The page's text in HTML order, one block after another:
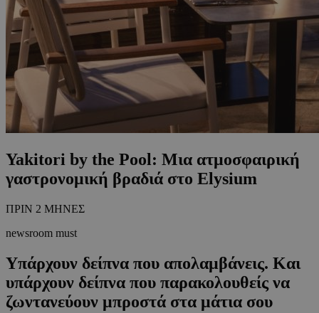
Yakitori by the Pool: Μια ατμοσφαιρική
γαστρονομική βραδιά στο Elysium
ΠΡΙΝ 2 ΜΗΝΕΣ
newsroom must
Υπάρχουν δείπνα που απολαμβάνεις. Και
υπάρχουν δείπνα που παρακολουθείς να
ζωντανεύουν μπροστά στα μάτια σου